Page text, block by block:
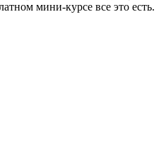
мини-курсе все это есть.